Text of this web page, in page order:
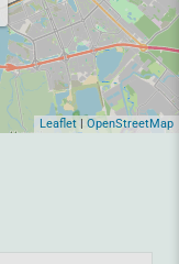
Leaflet| OpenStreetMap